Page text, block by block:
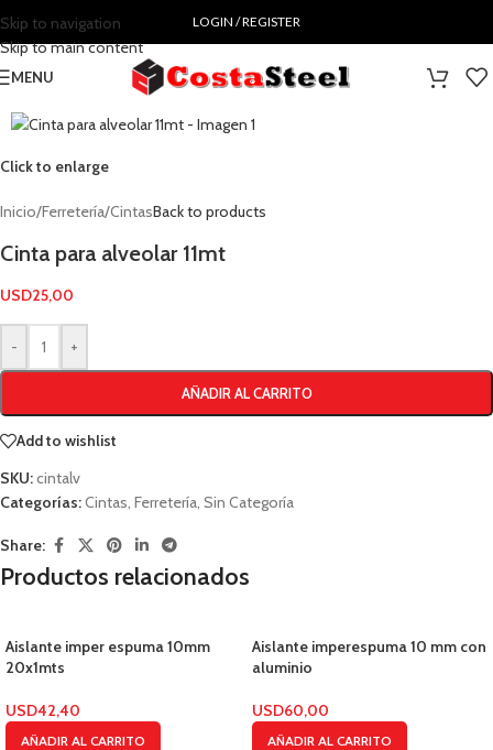
Skip to navigation
Skip to main content
LOGIN / REGISTER
MENU
Click to enlarge
Inicio/Ferretería/CintasBack to products
Cinta para alveolar 11mt
USD25,00
- +
AÑADIR AL CARRITO
Add to wishlist
SKU:cintalv
Categorías:Cintas Ferretería Sin Categoría
Share:
Productos relacionados
Aislante imper espuma 10mm
20x1mts
USD42,40
AÑADIR AL CARRITO
Aislante imperespuma 10 mm con
aluminio
USD60,00
AÑADIR AL CARRITO